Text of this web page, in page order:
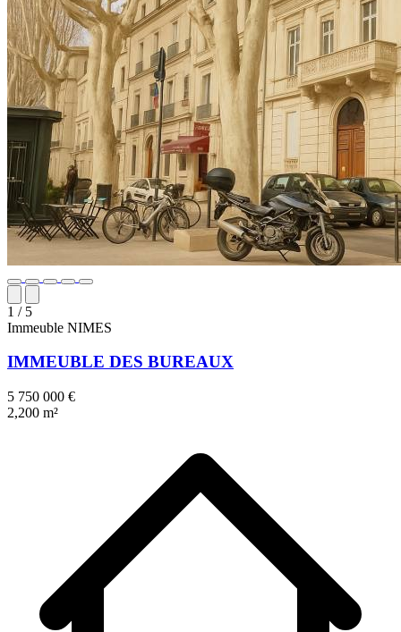
1 / 5
Immeuble NIMES
IMMEUBLE DES BUREAUX
5 750 000 €
2,200 m²